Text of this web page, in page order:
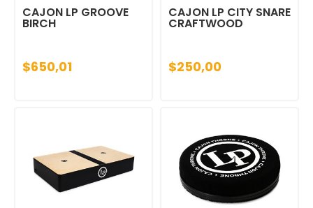
CAJON LP GROOVE
BIRCH
$650,01
CAJON LP CITY SNARE
CRAFTWOOD
$250,00